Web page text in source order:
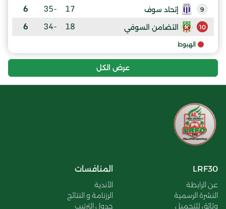
9 إتحاد سوف 17
-35
6
10 التضامن السوفي 18
-34
6
الهبوط
عرض الكل
LRF30
عن الرابطة
النشرة الرسمية
وثائق للتحميل
المنافسات
الأندية
الرزنامة و النتائج
جدول الترتيب